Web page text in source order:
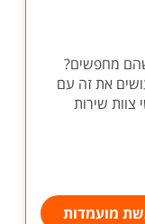
מחפשים?
את זה עם
צוות שירות
מועמדות